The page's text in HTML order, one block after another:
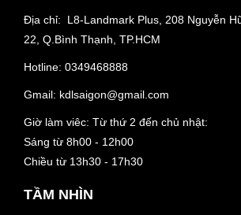
Địa chỉ: L8-Landmark Plus, 208 Nguyễn
22, Q.Bình Thạnh, TP.HCM
Hotline: 0349468888
Gmail: kdlsaigon@gmail.com
Giờ làm viêc: Từ thứ 2 đến chủ nhật:
Sáng từ 8h00 - 12h00
Chiều từ 13h30 - 17h30
TẦM NHÌN